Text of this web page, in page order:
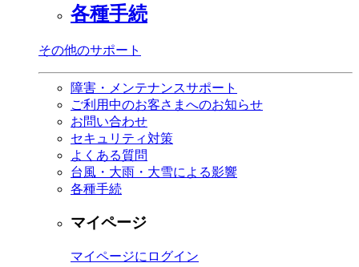
各種手続
その他のサポート
障害・メンテナンスサポート
ご利用中のお客さまへのお知らせ
お問い合わせ
セキュリティ対策
よくある質問
台風・大雨・大雪による影響
各種手続
マイページ
マイページにログイン